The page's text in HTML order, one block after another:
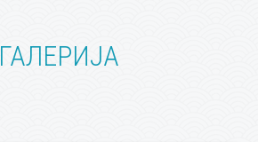
ГАЛЕРИЈА